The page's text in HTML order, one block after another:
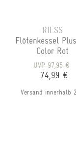
RIESS
Flötenkessel
Color Rot
UVP 97,95 €
74,99 €
Versand innerhalb